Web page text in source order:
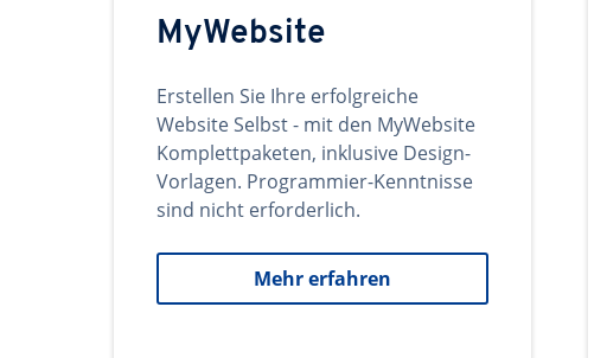
MyWebsite
Erstellen Sie Ihre erfolgreiche
Website Selbst - mit den MyWebsite
Komplettpaketen, inklusive Design-
Vorlagen. Programmier-Kenntnisse
sind nicht erforderlich.
Mehr erfahren